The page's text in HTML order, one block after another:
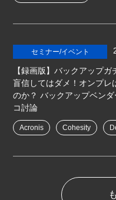
セミナー/イベント
【録画版】バックアップ
盲信してはダメ！オンプレ
のか？ バックアップベン
コ討論
Acronis Cohesity